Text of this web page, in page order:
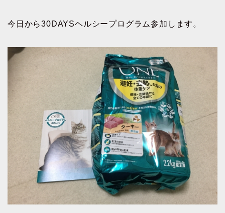
今日から30DAYSヘルシープログラム参加します。